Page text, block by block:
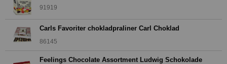
91919
Carls Favoriter chokladpraliner Carl Choklad
86145
Feelings Chocolate Assortment Ludwig Schokolade